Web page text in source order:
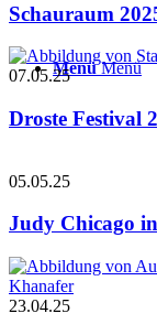
Menü Menü
Schauraum
07.05.25
Droste Festival
05.05.25
Judy Chicago
23.04.25